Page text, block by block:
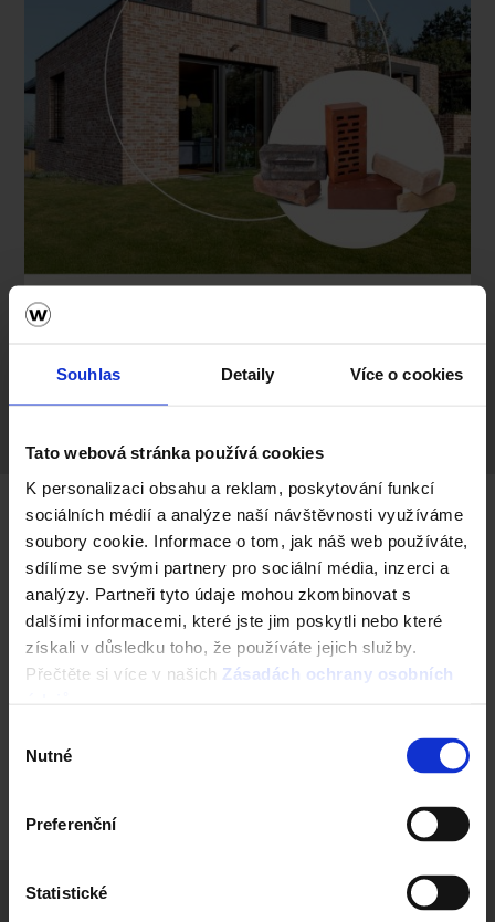
Souhlas Detaily Více o cookies
Tato webová stránka používá cookies
K personalizaci obsahu a reklam, poskytování funkcí
sociálních médií a analýze naší návštěvnosti využíváme
soubory cookie. Informace o tom, jak náš web používáte,
sdílíme se svými partnery pro sociální média, inzerci a
analýzy. Partneři tyto údaje mohou zkombinovat s
dalšími informacemi, které jste jim poskytli nebo které
získali v důsledku toho, že používáte jejich služby.
Přečtěte si více v našich Zásadách ochrany osobních
souhlasu
Nutné
Preferenční
Statistické
CENÍK TERCA A PENTER
Pro obchodní partnery
Všeobecné prodejní a dodací podmínky
wienerberger 2026 a Kontakty pro zpracování